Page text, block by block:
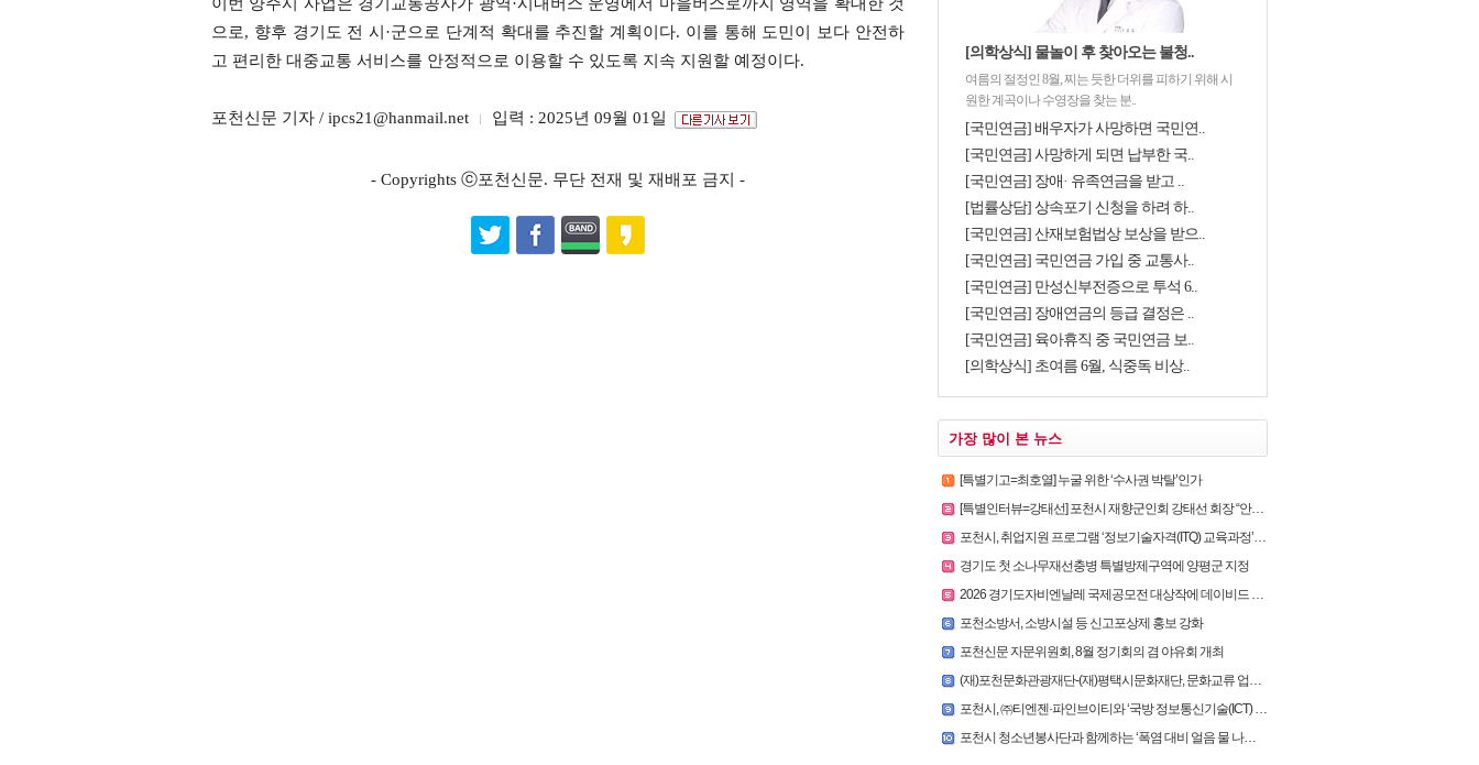
이번 양주시 사업은 경기교통공사가 광역·시내버스 운영에서 마을버스로까지 영역을 확대한 것
으로, 향후 경기도 전 시·군으로 단계적 확대를 추진할 계획이다. 이를 통해 도민이 보다 안전하
고 편리한 대중교통 서비스를 안정적으로 이용할 수 있도록 지속 지원할 예정이다.
포천신문 기자 / ipcs21@hanmail.net 입력 : 2025년 09월 01일
- Copyrights ⓒ포천신문. 무단 전재 및 재배포 금지 -
[의학상식] 물놀이 후 찾아오는 불청..
여름의 절정인 8월, 찌는 듯한 더위를 피하기 위해 시
원한 계곡이나 수영장을 찾는 분..
[국민연금] 배우자가 사망하면 국민연..
[국민연금] 사망하게 되면 납부한 국..
[국민연금] 장애· 유족연금을 받고 ..
[법률상담] 상속포기 신청을 하려 하..
[국민연금] 산재보험법상 보상을 받으..
[국민연금] 국민연금 가입 중 교통사..
[국민연금] 만성신부전증으로 투석 6..
[국민연금] 장애연금의 등급 결정은 ..
[국민연금] 육아휴직 중 국민연금 보..
[의학상식] 초여름 6월, 식중독 비상..
가장 많이 본 뉴스
[특별기고=최호열] 누굴 위한 ‘수사권 박탈’인가
[특별인터뷰=강태선] 포천시 재향군인회 강태선 회장 “안보의식 확립과 지역사회 봉사로 신뢰받는 향군 만..
포천시, 취업지원 프로그램 ‘정보기술자격(ITQ) 교육과정’ 운영
경기도 첫 소나무재선충병 특별방제구역에 양평군 지정
2026 경기도자비엔날레 국제공모전 대상작에 데이비드 라우어의 ‘펀치카드 하우스’ 선정
포천소방서, 소방시설 등 신고포상제 홍보 강화
포천신문 자문위원회, 8월 정기회의 겸 야유회 개최
(재)포천문화관광재단-(재)평택시문화재단, 문화교류 업무협약 체결
포천시, ㈜티엔젠·파인브이티와 ‘국방 정보통신기술(ICT) 융합보안’ 업무협약 체결
포천시 청소년봉사단과 함께하는 ‘폭염 대비 얼음 물 나눔’ 캠페인 실시